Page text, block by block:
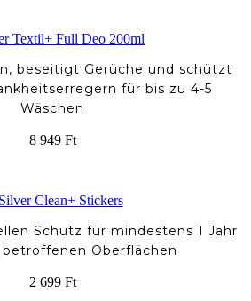
Textil+ Full Deo 200ml
beseitigt Gerüche und schützt
für bis zu 4-5
Wäschen
8 949 Ft
Clean+ Stickers
Schutz für mindestens 1 Jahr
Oberflächen
2 699 Ft